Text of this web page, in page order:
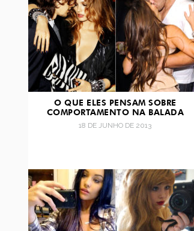
O QUE ELES PENSAM SOBRE
COMPORTAMENTO NA BALADA
18 DE JUNHO DE 2013